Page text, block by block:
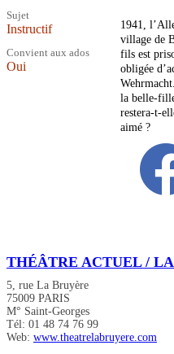
Sujet
Instructif
Convient aux ados
Oui
1941,
village de
fils est
obligée
la belle-
restera-t-
aimé ?
THÉÂTRE ACTUEL /
5, rue La Bruyère
75009 PARIS
M° Saint-Georges
Tél: 01 48 74 76 99
Web: www.theatrelabruyere.com